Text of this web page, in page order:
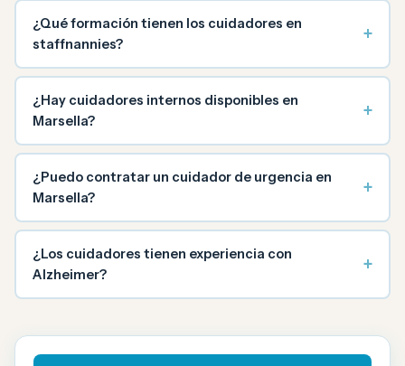
¿Qué formación tienen los cuidadores en
staffnannies?
+
¿Hay cuidadores internos disponibles en
Marsella?
+
¿Puedo contratar un cuidador de urgencia en
Marsella?
+
¿Los cuidadores tienen experiencia con
Alzheimer?
+